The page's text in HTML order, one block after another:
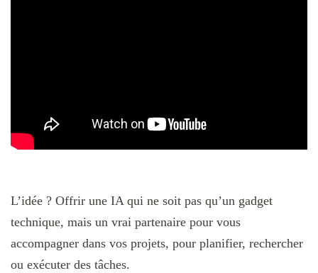
L’idée ? Offrir une IA qui ne soit pas qu’un gadget
technique, mais un vrai partenaire pour vous
accompagner dans vos projets, pour planifier, rechercher
ou exécuter des tâches.